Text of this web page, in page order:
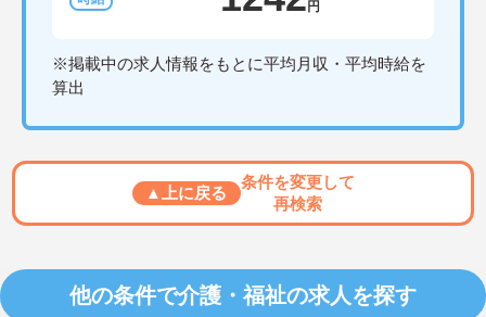
円
※掲載中の求人情報をもとに平均月収・平均時給を
算出
▲上に戻る
条件を変更して
再検索
他の条件で介護・福祉の求人を探す